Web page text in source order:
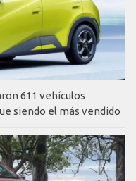
611 vehículos
siendo el más vendido